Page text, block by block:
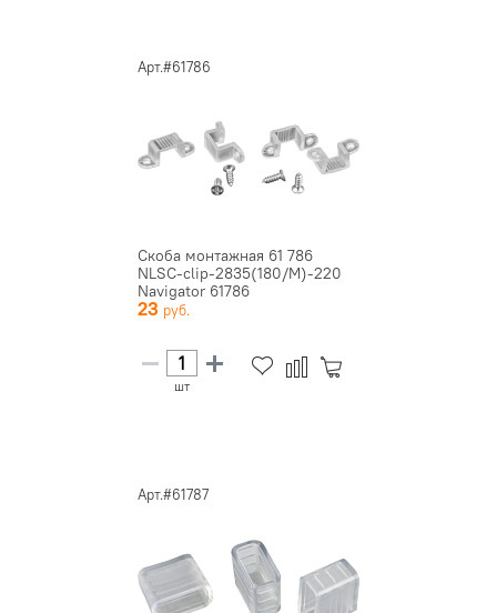
Арт.#61786
Скоба монтажная 61 786
NLSC-clip-2835(180/M)-220
Navigator 61786
23
шт
Арт.#61787